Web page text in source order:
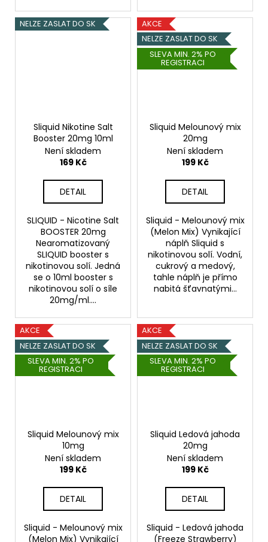
NELZE ZASLAT DO SK
Sliquid Nikotine Salt
Booster 20mg 10ml
Není skladem
169 Kč
DETAIL
SLIQUID - Nicotine Salt
BOOSTER 20mg
Nearomatizovaný
SLIQUID booster s
nikotinovou solí. Jedná
se o 10ml booster s
nikotinovou solí o síle
20mg/ml....
AKCE
NELZE ZASLAT DO SK
SLEVA MIN. 2% PO
REGISTRACI
Sliquid Melounový mix
20mg
Není skladem
199 Kč
DETAIL
Sliquid - Melounový mix
(Melon Mix) Vynikající
náplň Sliquid s
nikotinovou solí. Vodní,
cukrový a medový,
tahle náplň je přímo
nabitá šťavnatými...
AKCE
NELZE ZASLAT DO SK
SLEVA MIN. 2% PO
REGISTRACI
Sliquid Melounový mix
10mg
Není skladem
199 Kč
DETAIL
Sliquid - Melounový mix
(Melon Mix) Vynikající
AKCE
NELZE ZASLAT DO SK
SLEVA MIN. 2% PO
REGISTRACI
Sliquid Ledová jahoda
20mg
Není skladem
199 Kč
DETAIL
Sliquid - Ledová jahoda
(Freeze Strawberry)